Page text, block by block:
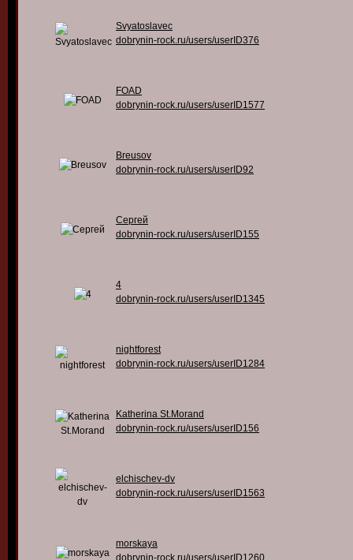
Svyatoslavec
dobrynin-rock.ru/users/userID376
FOAD
dobrynin-rock.ru/users/userID1577
Breusov
dobrynin-rock.ru/users/userID92
Сергей
dobrynin-rock.ru/users/userID155
4
dobrynin-rock.ru/users/userID1345
nightforest
dobrynin-rock.ru/users/userID1284
Katherina St.Morand
dobrynin-rock.ru/users/userID156
elchischev-dv
dobrynin-rock.ru/users/userID1563
morskaya
dobrynin-rock.ru/users/userID1260